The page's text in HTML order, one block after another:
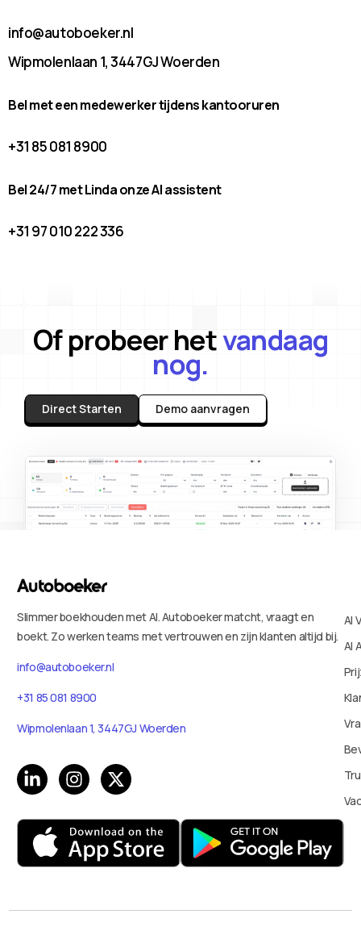
info@autoboeker.nl
Wipmolenlaan 1, 3447GJ Woerden
Bel met een medewerker tijdens kantooruren
+31 85 081 8900
Bel 24/7 met Linda onze AI assistent
+31 97 010 222 336
Of probeer hetvandaag
nog.
Direct Starten Demo aanvragen
Slimmer boekhouden met AI. Autoboeker matcht, vraagt en
boekt. Zo werken teams met vertrouwen en zijn klanten altijd bij.
info@autoboeker.nl
+31 85 081 8900
Wipmolenlaan 1, 3447GJ Woerden
AI
AI